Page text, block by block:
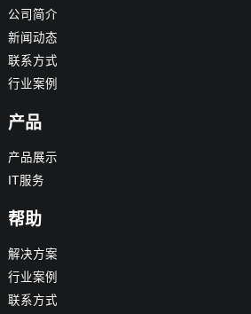
公司简介
新闻动态
联系方式
行业案例
产品
产品展示
IT服务
帮助
解决方案
行业案例
联系方式